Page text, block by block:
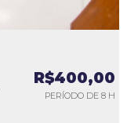
R$400,00
PERÍODO DE 8 H